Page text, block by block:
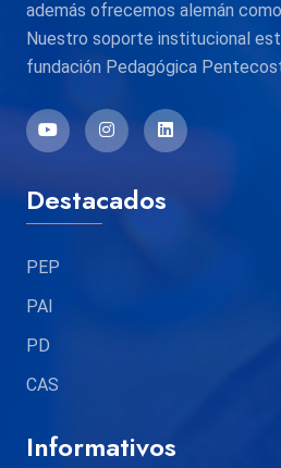
además ofrecemos alemán
Nuestro soporte institucional
fundación Pedagógica
Destacados
PEP
PAI
PD
CAS
Informativos